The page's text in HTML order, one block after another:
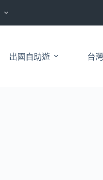
出國自助遊 台